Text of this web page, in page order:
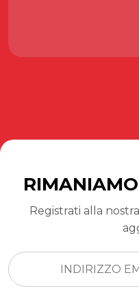
Registrati alla